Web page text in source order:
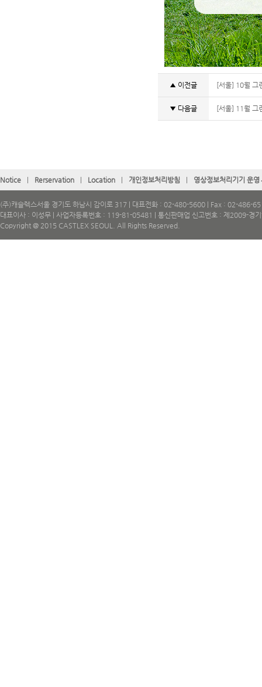
▲ 이전글 [서울] 10월 그
▼ 다음글 [서울] 11월 그
Notice Rerservation Location 개인정보처리방침 영상정보처리기기 운
(주)캐슬렉스서울 경기도 하남시 감이로 317 | 대표전화 : 02-480-5600 | Fax : 02-486-
대표이사 : 이성무 | 사업자등록번호 : 119-81-05481 | 통신판매업 신고번호 : 제2009-경
Copyright @ 2015 CASTLEX SEOUL. All Rights Reserved.